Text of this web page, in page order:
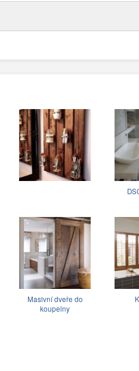
Masivní dveře do
koupelny